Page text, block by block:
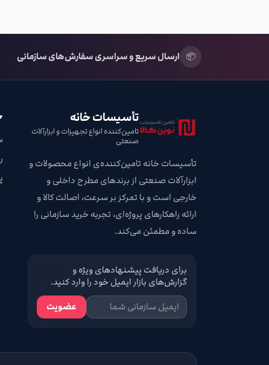
📦 ارسال سریع و سراسری سفارش‌های سازمانی
تأسیسات خانه
تامین‌کننده انواع تجهیزات و ابزارآلات
صنعتی
تأسیسات خانه تامین‌کننده‌ی انواع محصولات و
ابزارآلات صنعتی از برندهای مطرح داخلی و
خارجی است و با تمرکز بر سرعت، اصالت کالا و
ارائه راهکارهای پروژه‌ای، تجربه خرید سازمانی را
ساده و مطمئن می‌کند.
برای دریافت پیشنهادهای ویژه و
گزارش‌های بازار ایمیل خود را وارد کنید.
عضویت